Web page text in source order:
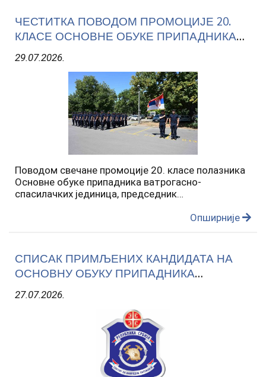
ЧЕСТИТКА ПОВОДОМ ПРОМОЦИЈЕ 20.
КЛАСЕ ОСНОВНЕ ОБУКЕ ПРИПАДНИКА
29.07.2026.
Поводом свечане промоције 20. класе полазника
Основне обуке припадника ватрогасно-
спасилачких јединица, председник
Горан Лазић, у име Независног синдикатаОпширније
СПИСАК ПРИМЉЕНИХ КАНДИДАТА НА
ОСНОВНУ ОБУКУ ПРИПАДНИКА
ПО КОНКУРСУ ОД 26. 01. 2026. ГОДИНЕ
27.07.2026.